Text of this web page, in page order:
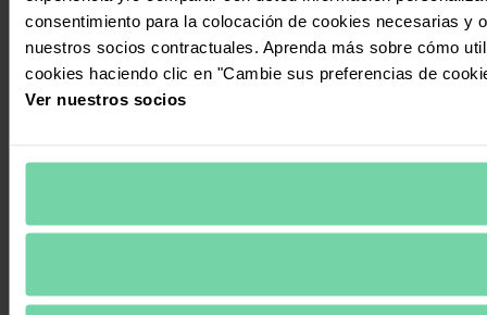
consentimiento para la colocación de cookies necesarias
nuestros socios contractuales. Aprenda más sobre cómo
cookies haciendo clic en "Cambie sus preferencias de
Ver nuestros socios